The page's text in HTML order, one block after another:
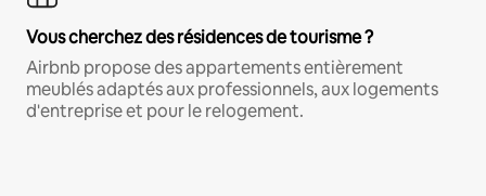
Vous cherchez des résidences de tourisme ?
Airbnb propose des appartements entièrement
meublés adaptés aux professionnels, aux logements
d'entreprise et pour le relogement.